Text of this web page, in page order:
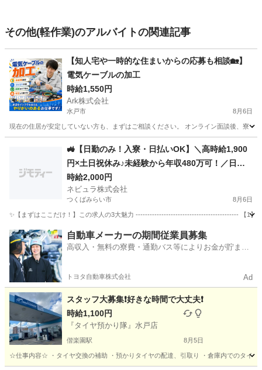
その他(軽作業)のアルバイトの関連記事
【知人宅や一時的な住まいからの応募も相談🏡】
電気ケーブルの加工
時給1,550円
Ark株式会社
水戸市 8月6日
現在の住居が安定していない方も、まずはご相談ください。 オンライン面談後、寮
工場 個室
🚜【日勤のみ！入寮・日払いOK】＼高時給1,900
円×土日祝休み♪未経験から年収480万可！／日払
いOK＆交通費別途支給の大手トラクター・エンジ
ン製造スタッフ［茨城県つくばみらい市］80907
時給2,000円
ネビュラ株式会社
つくばみらい市 8月6日
✨【まずはここだけ！】この求人の3大魅力 -------------------------------------------- 【1】
茨城 つくばみらい市 軽作業 スタッフ
自動車メーカーの期間従業員募集
高収入・無料の寮費・通勤バス等によりお金が貯まり
トヨタ自動車株式会社 Ad
スタッフ大募集❗️好きな時間で大丈夫❗️
時給1,100円
『タイヤ預かり隊』水戸店
偕楽園駅 8月5日
☆仕事内容☆ ・タイヤ交換の補助 ・預かりタイヤの配達、引取り ・倉庫内でのタ